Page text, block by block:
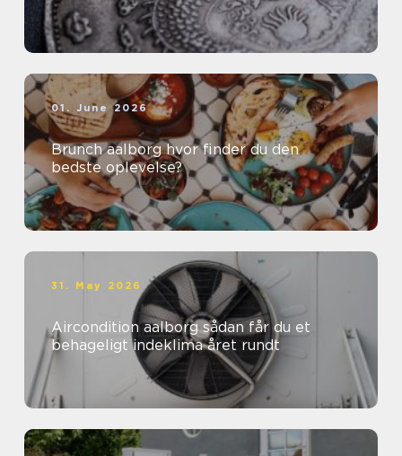
01. June 2026
Brunch aalborg hvor finder du den
bedste oplevelse?
31. May 2026
Aircondition aalborg sådan får du et
behageligt indeklima året rundt